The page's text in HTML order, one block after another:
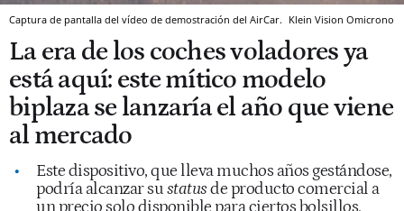
Captura de pantalla del vídeo de demostración del AirCar. Klein Vision Omicrono
La era de los coches voladores ya
está aquí: este mítico modelo
biplaza se lanzaría el año que viene
al mercado
Este dispositivo, que lleva muchos años gestándose,
podría alcanzar sustatusde producto comercial a
un precio solo disponible para ciertos bolsillos.